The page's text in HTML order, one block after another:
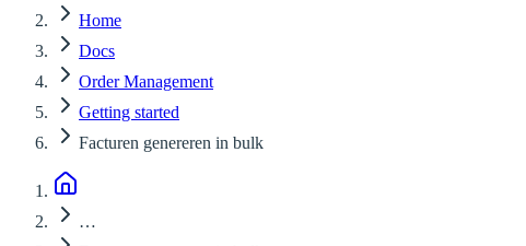
Home
Docs
Order Management
Getting started
Facturen genereren in bulk
…